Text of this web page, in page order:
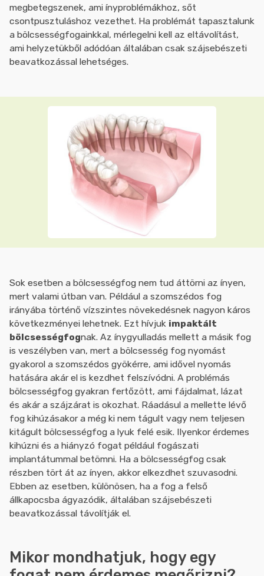
megbetegszenek, ami ínyproblémákhoz, sőt
csontpusztuláshoz vezethet. Ha problémát tapasztalunk
a bölcsességfogainkkal, mérlegelni kell az eltávolítást,
ami helyzetükből adódóan általában csak szájsebészeti
beavatkozással lehetséges.
Sok esetben a bölcsességfog nem tud áttörni az ínyen,
mert valami útban van. Például a szomszédos fog
irányába történő vízszintes növekedésnek nagyon káros
következményei lehetnek. Ezt hívjuk impaktált
bölcsességfognak. Az ínygyulladás mellett a másik fog
is veszélyben van, mert a bölcsesség fog nyomást
gyakorol a szomszédos gyökérre, ami idővel nyomás
hatására akár el is kezdhet felszívódni. A problémás
bölcsességfog gyakran fertőzött, ami fájdalmat, lázat
és akár a szájzárat is okozhat. Ráadásul a mellette lévő
fog kihúzásakor a még ki nem tágult vagy nem teljesen
kitágult bölcsességfog a lyuk felé esik. Ilyenkor érdemes
kihúzni és a hiányzó fogat például fogászati
implantátummal betömni. Ha a bölcsességfog csak
részben tört át az ínyen, akkor elkezdhet szuvasodni.
Ebben az esetben, különösen, ha a fog a felső
állkapocsba ágyazódik, általában szájsebészeti
beavatkozással távolítják el.
Mikor mondhatjuk, hogy egy